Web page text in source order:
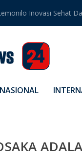
Inovasi Sehat
NASIONAL